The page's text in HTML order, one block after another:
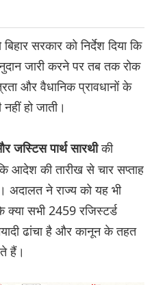
सरकार को निर्देश दिया कि
जारी करने पर तब तक रोक
और वैधानिक प्रावधानों के
हो जाती।
जस्टिस पार्थ सारथीकी
आदेश की तारीख से चार सप्ताह
अदालत ने राज्य को यह भी
क्या सभी 2459 रजिस्टर्ड
ढांचा है और कानून के तहत
हैं।